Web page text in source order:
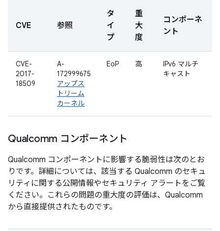
CVE 参照
タ
イ
プ
重
大
度
コンポーネ
ント
CVE-
2017-
18509
A-
172999675
アップス
トリーム
カーネル
EoP 高
IPv6 マルチ
キャスト
Qualcomm コンポーネント
Qualcomm コンポーネントに影響する脆弱性は次のとお
りです。詳細については、該当する Qualcomm のセキュ
リティに関する公開情報やセキュリティ アラートをご覧
ください。これらの問題の重大度の評価は、Qualcomm
から直接提供されたものです。